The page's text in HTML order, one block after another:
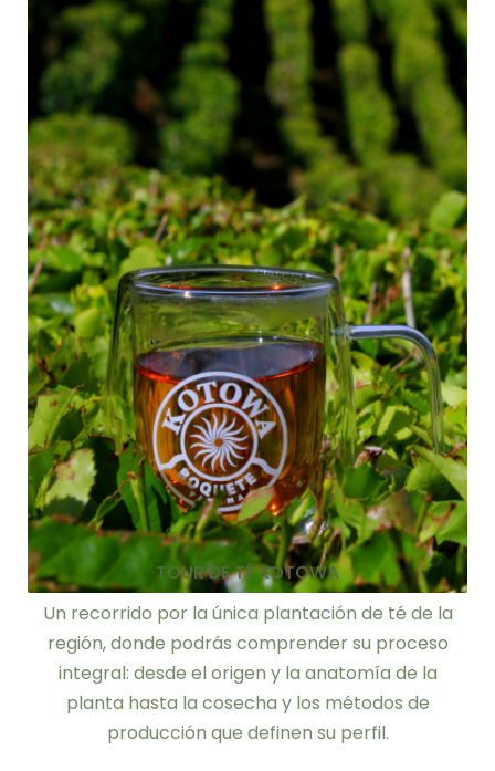
TOUR DE TÉ KOTOWA
Un recorrido por la única plantación de té de la
región, donde podrás comprender su proceso
integral: desde el origen y la anatomía de la
planta hasta la cosecha y los métodos de
producción que definen su perfil.